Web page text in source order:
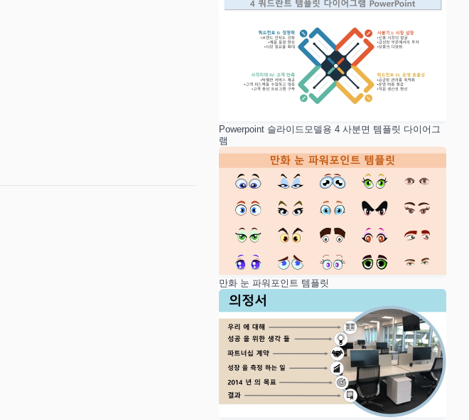
Powerpoint 슬라이드모델용 4 사분면 템플릿 다이어그
램
만화 눈 파워포인트 템플릿